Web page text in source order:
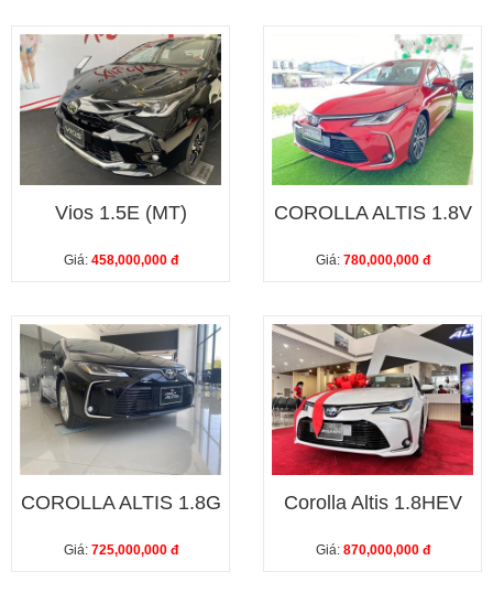
Vios 1.5E (MT)
Giá: 458,000,000 đ
COROLLA ALTIS 1.8V
Giá: 780,000,000 đ
COROLLA ALTIS 1.8G
Giá: 725,000,000 đ
Corolla Altis 1.8HEV
Giá: 870,000,000 đ